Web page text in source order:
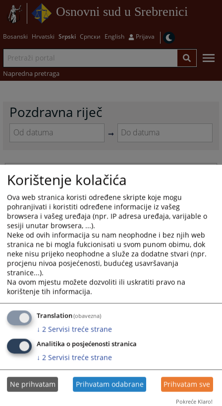
Osnovni sud u Srebrenici
Bosanski Hrvatski Srpski Српски English Prijava
Napredna pretraga
Pozdravna riječ
to
interact
with
the
calendar
and
select
a
date.
Press
the
question
mark
key
to
get
the
keyboard
shortcuts
for
changing
to
interact
with
the
calendar
and
select
date.
Press
the
question
mark
key
get
for
Pozdravna riječ predsjednika suda
26.11.2021.
1 - 1 / 1
1
Korištenje kolačića
Ova web stranica koristi određene skripte koje mogu
pohranjivati i koristiti određene informacije iz vašeg
browsera i vašeg uređaja (npr. IP adresa uređaja, varijable o
sesiji unutar browsera, ...).
Neke od ovih informacija su nam neophodne i bez njih web
stranica ne bi mogla fukcionisati u svom punom obimu, dok
neke nisu prijeko neophodne a služe za dodatne stvari (npr.
procjenu nivoa posjećenosti, budućeg usavršavanja
stranice...).
Na ovom mjestu možete dozvoliti ili uskratiti pravo na
korištenje tih informacija.
Translation(obavezna)
↓ 2 Servisi treće strane
Analitika o posjećenosti stranica
↓ 2 Servisi treće strane
Ne prihvatam Prihvatam odabrane Prihvatam sve
Pokreće Klaro!